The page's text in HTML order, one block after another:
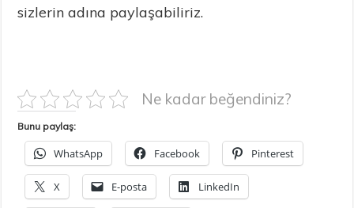
sizlerin adına paylaşabiliriz.
Ne kadar beğendiniz?
Bunu paylaş:
WhatsApp Facebook Pinterest
X E-posta LinkedIn